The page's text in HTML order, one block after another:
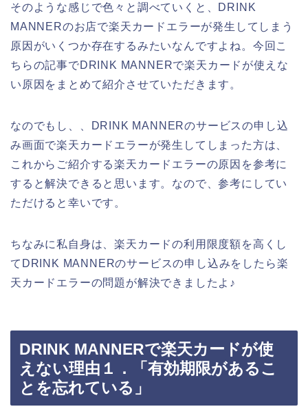
そのような感じで色々と調べていくと、DRINK
MANNERのお店で楽天カードエラーが発生してしまう
原因がいくつか存在するみたいなんですよね。今回こ
ちらの記事でDRINK MANNERで楽天カードが使えな
い原因をまとめて紹介させていただきます。
なのでもし、、DRINK MANNERのサービスの申し込
み画面で楽天カードエラーが発生してしまった方は、
これからご紹介する楽天カードエラーの原因を参考に
すると解決できると思います。なので、参考にしてい
ただけると幸いです。
ちなみに私自身は、楽天カードの利用限度額を高くし
てDRINK MANNERのサービスの申し込みをしたら楽
天カードエラーの問題が解決できましたよ♪
DRINK MANNERで楽天カードが使
えない理由１．「有効期限があるこ
とを忘れている」